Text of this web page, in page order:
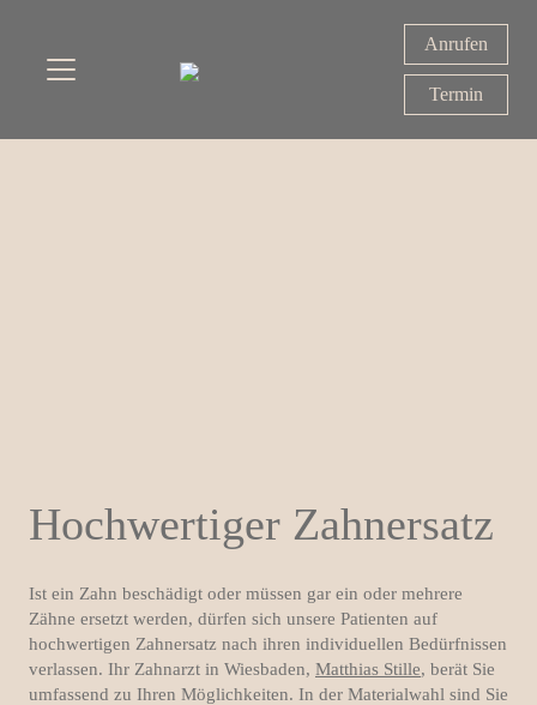
Anrufen
Termin
Hochwertiger Zahnersatz
Ist ein Zahn beschädigt oder müssen gar ein oder mehrere
Zähne ersetzt werden, dürfen sich unsere Patienten auf
hochwertigen Zahnersatz nach ihren individuellen Bedürfnissen
verlassen. Ihr Zahnarzt in Wiesbaden, Matthias Stille, berät Sie
umfassend zu Ihren Möglichkeiten. In der Materialwahl sind Sie